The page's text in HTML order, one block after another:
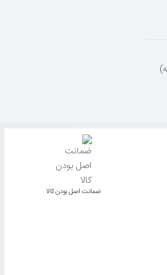
ﺿﻤﺎﻧﺖ اﺻﻞ ﺑﻮدن ﮐﺎﻟﺎ